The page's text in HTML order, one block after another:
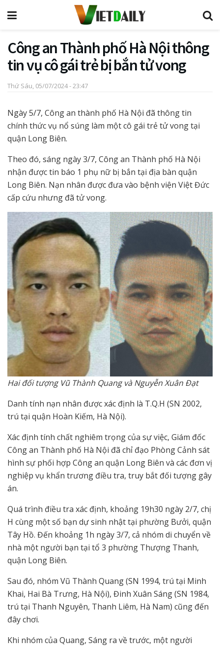
Công an Thành phố Hà Nội thông
tin vụ cô gái trẻ bị bắn tử vong
Thứ Sáu, 05/07/2024 - 23:47
Ngày 5/7, Công an thành phố Hà Nội đã thông tin
chính thức vụ nổ súng làm một cô gái trẻ tử vong tại
quận Long Biên.
Theo đó, sáng ngày 3/7, Công an Thành phố Hà Nội
nhận được tin báo 1 phụ nữ bị bắn tại địa bàn quận
Long Biên. Nạn nhân được đưa vào bệnh viện Việt Đức
cấp cứu nhưng đã tử vong.
Hai đối tượng Vũ Thành Quang và Nguyễn Xuân Đạt
Danh tính nạn nhân được xác định là T.Q.H (SN 2002,
trú tại quận Hoàn Kiếm, Hà Nội).
Xác định tính chất nghiêm trọng của sự việc, Giám đốc
Công an Thành phố Hà Nội đã chỉ đạo Phòng Cảnh sát
hình sự phối hợp Công an quận Long Biên và các đơn vị
nghiệp vụ khẩn trương điều tra, truy bắt đối tượng gây
án.
Quá trình điều tra xác định, khoảng 19h30 ngày 2/7, chị
H cùng một số bạn dự sinh nhật tại phường Bưởi, quận
Tây Hồ. Đến khoảng 1h ngày 3/7, cả nhóm di chuyển về
nhà một người bạn tại tổ 3 phường Thượng Thanh,
quận Long Biên.
Sau đó, nhóm Vũ Thành Quang (SN 1994, trú tại Minh
Khai, Hai Bà Trưng, Hà Nội), Đinh Xuân Sáng (SN 1984,
trú tại Thanh Nguyên, Thanh Liêm, Hà Nam) cũng đến
đây chơi.
Khi nhóm của Quang, Sáng ra về trước, một người